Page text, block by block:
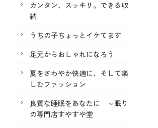
カンタン、スッキリ。できる収
納
うちの子ちょっとイケてます
足元からおしゃれになろう
夏をさわやか快適に、そして楽
しむファッション
良質な睡眠をあなたに ～眠り
の専門店すやすや堂